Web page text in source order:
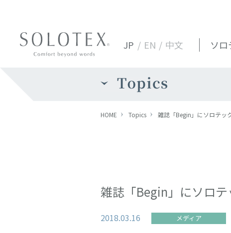
JP / EN / 中文 ソロ
HOME Topics 雑誌「Begin」にソロテッ
雑誌「Begin」にソロ
2018.03.16 メディア